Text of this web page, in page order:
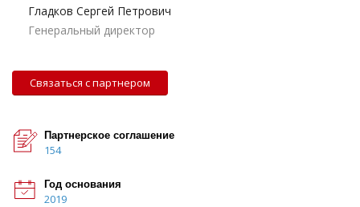
Гладков Сергей Петрович
Генеральный директор
Связаться с партнером
Партнерское соглашение
154
Год основания
2019